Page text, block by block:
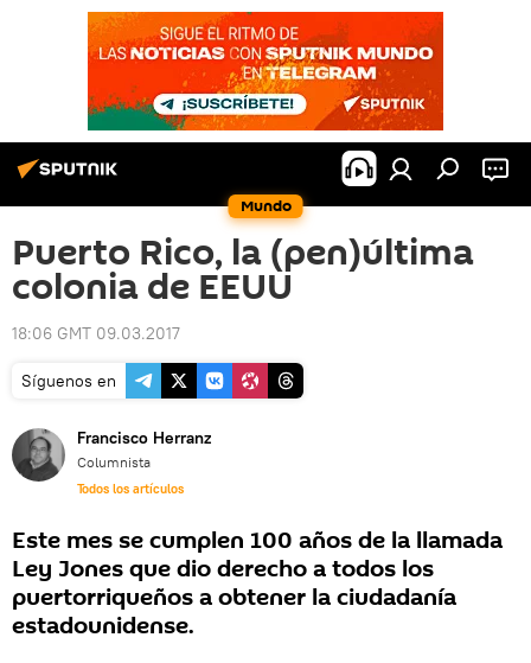
Mundo
Puerto Rico, la (pen)última
colonia de EEUU
18:06 GMT 09.03.2017
Síguenos en
Francisco Herranz
Columnista
Todos los artículos
Este mes se cumplen 100 años de la llamada
Ley Jones que dio derecho a todos los
puertorriqueños a obtener la ciudadanía
estadounidense.